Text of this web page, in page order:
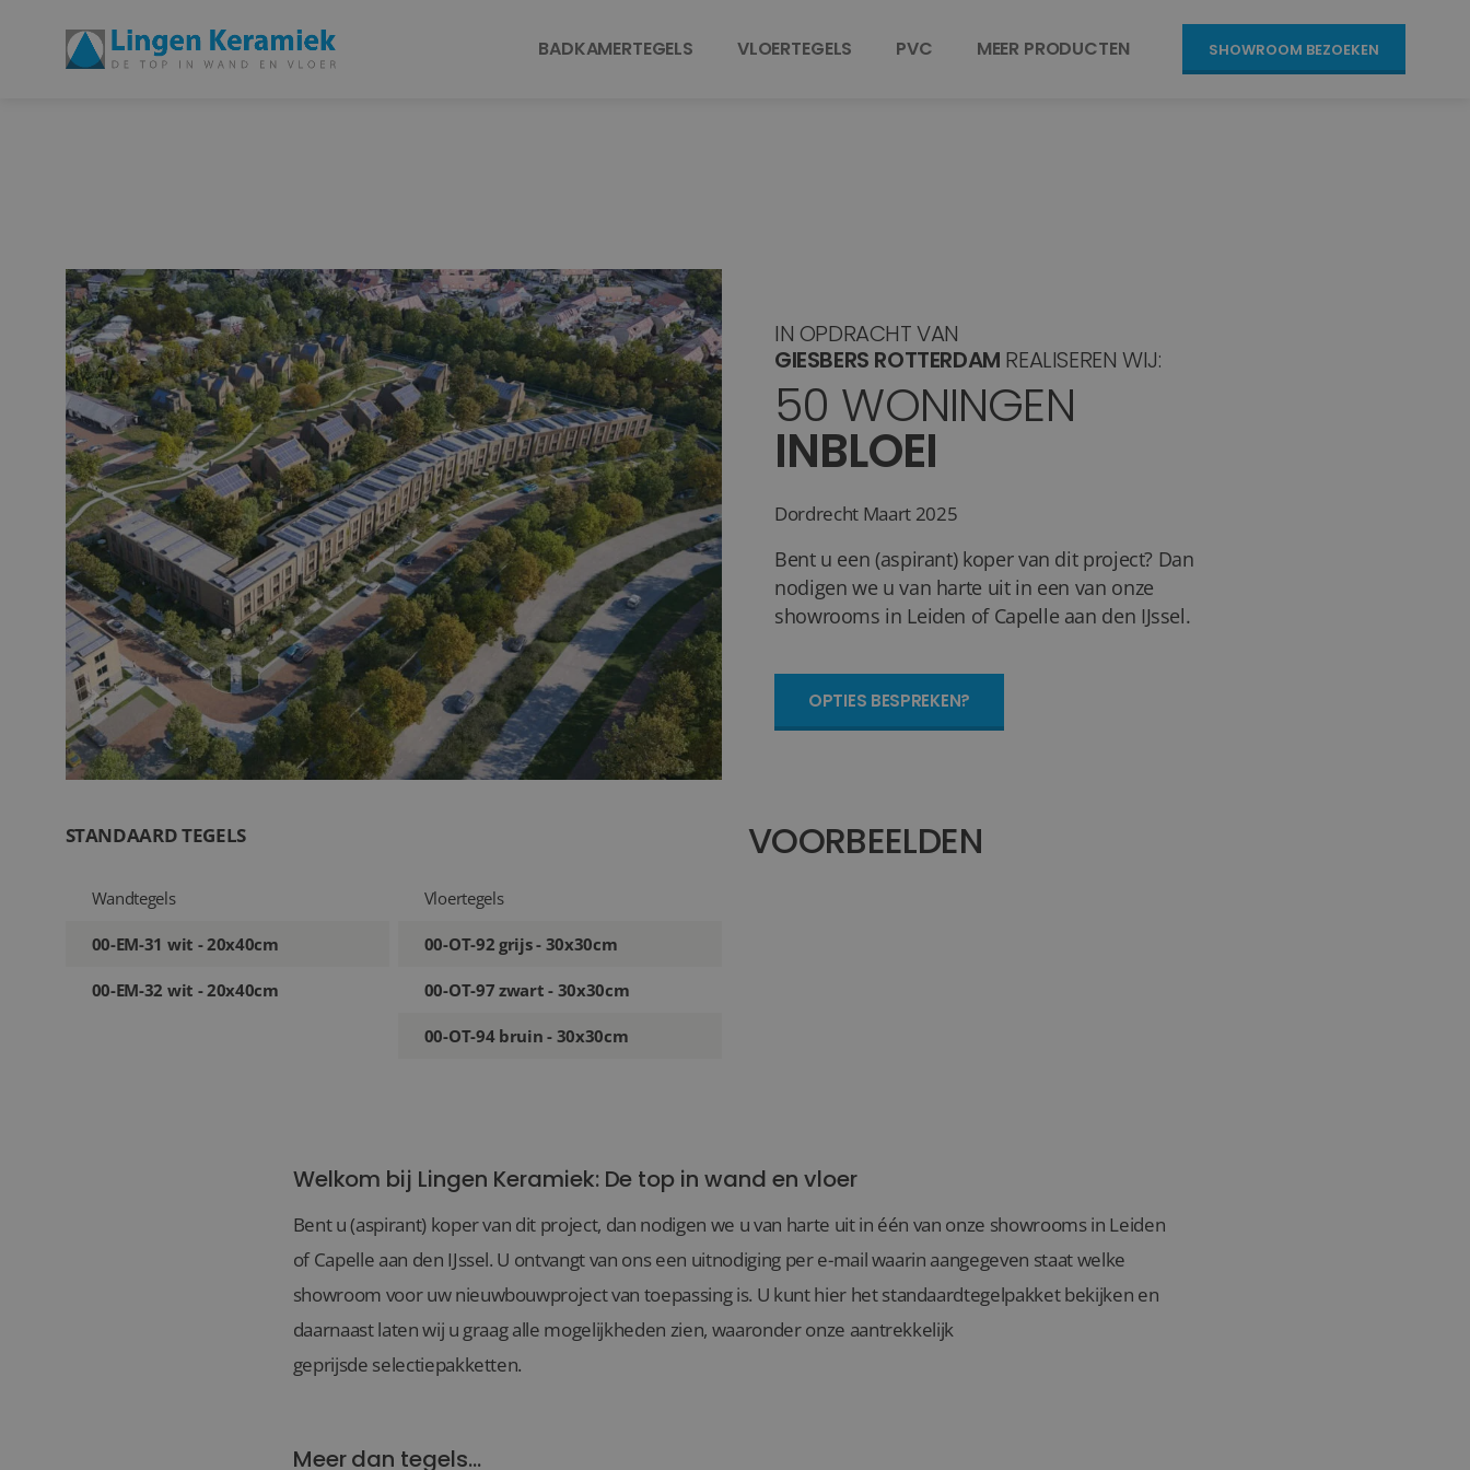
BADKAMERTEGELS VLOERTEGELS PVC MEER PRODUCTEN SHOWROOM BEZOEKEN
IN OPDRACHT VAN
GIESBERS ROTTERDAM REALISEREN WIJ:
50 WONINGEN
INBLOEI
Dordrecht Maart 2025
Bent u een (aspirant) koper van dit project? Dan
nodigen we u van harte uit in een van onze
showrooms in Leiden of Capelle aan den IJssel.
OPTIES BESPREKEN?
STANDAARD TEGELS
Wandtegels
00-EM-31 wit - 20x40cm
00-EM-32 wit - 20x40cm
Vloertegels
00-OT-92 grijs - 30x30cm
00-OT-97 zwart - 30x30cm
00-OT-94 bruin - 30x30cm
VOORBEELDEN
Welkom bij Lingen Keramiek: De top in wand en vloer
Bent u (aspirant) koper van dit project, dan nodigen we u van harte uit in één van onze showrooms in Leiden
of Capelle aan den IJssel. U ontvangt van ons een uitnodiging per e-mail waarin aangegeven staat welke
showroom voor uw nieuwbouwproject van toepassing is. U kunt hier het standaardtegelpakket bekijken en
daarnaast laten wij u graag alle mogelijkheden zien, waaronder onze aantrekkelijk
geprijsde selectiepakketten.
Meer dan tegels...